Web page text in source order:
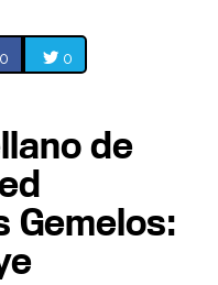
0 0
de
Gemelos: